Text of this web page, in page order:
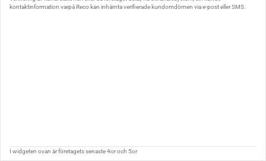
kontaktinformation varpå Reco kan inhämta verifierade kundomdömen via e-post eller SMS.
I widgeten ovan är företagets senaste 4or och 5or